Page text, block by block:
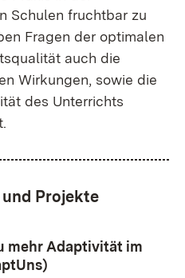
Schulen fruchtbar zu
Fragen der optimalen
auch die
Wirkungen, sowie die
des Unterrichts
Projekte
mehr Adaptivität im